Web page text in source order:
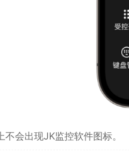
不会出现JK监控软件图标。